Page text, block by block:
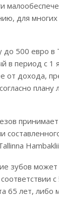
для
500 евро в
в период с 1
от дохода,
плану
принимает
зубов может
65 лет,